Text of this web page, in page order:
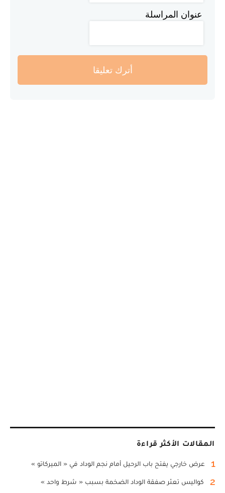
عنوان المراسلة
أترك تعليقا
المقالات الأكثر قراءة
1 عرض خارجي يفتح باب الرحيل أمام نجم الوداد في « الميركاتو »
2 كواليس تعثر صفقة الوداد الضخمة بسبب « شرط واحد »